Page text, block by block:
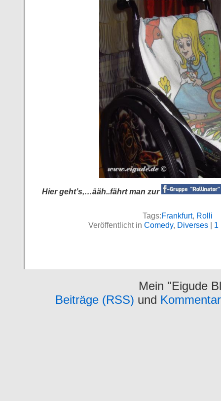
Hier geht’s,…ääh..fährt man zur
Tags:Frankfurt, Rolli
Veröffentlicht in Comedy, Diverses| 1
Mein "Eigude
Beiträge (RSS) und